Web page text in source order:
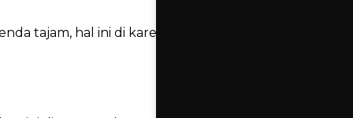
tajam, hal ini di karenakan ban tubeless